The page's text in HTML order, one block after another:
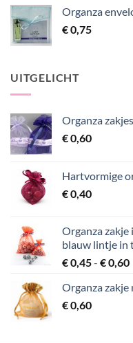
Organza
€0,75
UITGELICHT
Organza
€0,60
Hartvormige
€0,40
Organza
blauw lintje in
€0,45- €0,60
Organza
€0,60